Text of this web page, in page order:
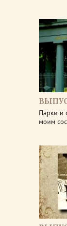
Парки и
моим